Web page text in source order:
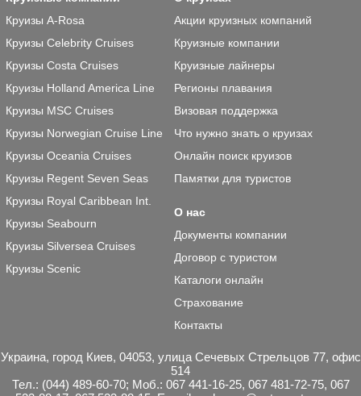
Круизы A-Rosa
Круизы Celebrity Cruises
Круизы Costa Cruises
Круизы Holland America Line
Круизы MSC Cruises
Круизы Norwegian Cruise Line
Круизы Oceania Cruises
Круизы Regent Seven Seas
Круизы Royal Caribbean Int.
Круизы Seabourn
Круизы Silversea Cruises
Круизы Scenic
Акции круизных компаний
Круизные компании
Круизные лайнеры
Регионы плавания
Визовая поддержка
Что нужно знать о круизах
Онлайн поиск круизов
Памятки для туристов
О нас
Документы компании
Договор с туристом
Каталоги онлайн
Страхование
Контакты
Украина, город Киев, 04053, улица Сечевых Стрельцов 77, офис
514
Тел.: (044) 489-60-70; Моб.: 067 441-16-25, 067 481-72-75, 067